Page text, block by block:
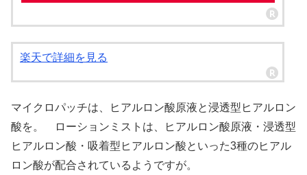
楽天で詳細を見る
マイクロパッチは、ヒアルロン酸原液と浸透型ヒアルロン
酸を。 ローションミストは、ヒアルロン酸原液・浸透型
ヒアルロン酸・吸着型ヒアルロン酸といった3種のヒアル
ロン酸が配合されているようですが。